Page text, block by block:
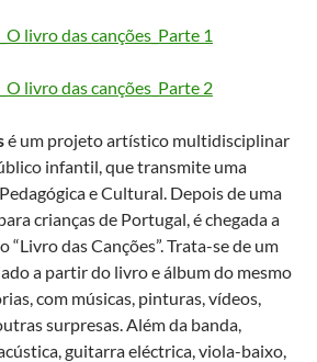
livro das canções_Parte 1
livro das canções_Parte 2
é um projeto artístico multidisciplinar
infantil, que transmite uma
e Cultural. Depois de uma
crianças de Portugal, é chegada a
“Livro das Canções”. Trata-se de um
a partir do livro e álbum do mesmo
com músicas, pinturas, vídeos,
surpresas. Além da banda,
guitarra eléctrica, viola-baixo,